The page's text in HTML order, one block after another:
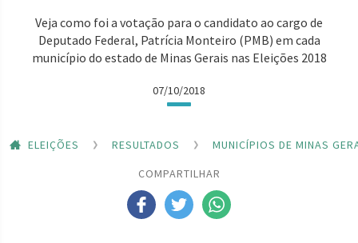
Veja como foi a votação para o candidato ao cargo de
Deputado Federal, Patrícia Monteiro (PMB) em cada
município do estado de Minas Gerais nas Eleições 2018
07/10/2018
ELEIÇÕES RESULTADOS
MUNICÍPIOS DE MINAS
COMPARTILHAR